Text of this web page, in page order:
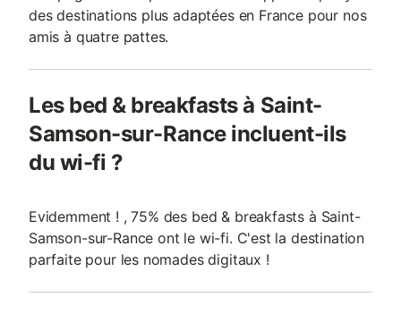
des destinations plus adaptées en France pour nos
amis à quatre pattes.
Les bed & breakfasts à Saint-
Samson-sur-Rance incluent-ils
du wi-fi ?
Evidemment ! , 75% des bed & breakfasts à Saint-
Samson-sur-Rance ont le wi-fi. C'est la destination
parfaite pour les nomades digitaux !